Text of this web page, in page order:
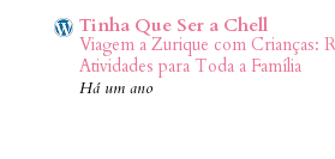
Tinha Que Ser a Chell
Viagem a Zurique com Crianças:
Atividades para Toda a Família
Há um ano